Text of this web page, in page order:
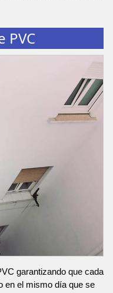
PVC
garantizando que cada
en el mismo día que se